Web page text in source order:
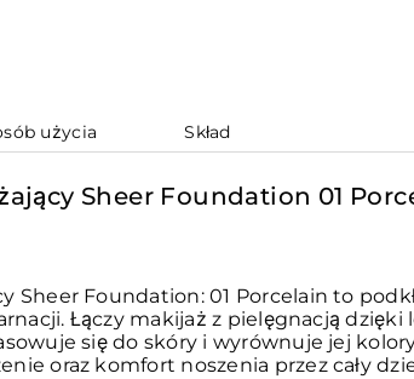
użycia Skład
Sheer Foundation 01
Sheer Foundation: 01 Porcelain to
Łączy makijaż z pielęgnacją
się do skóry i wyrównuje jej
oraz komfort noszenia przez cały